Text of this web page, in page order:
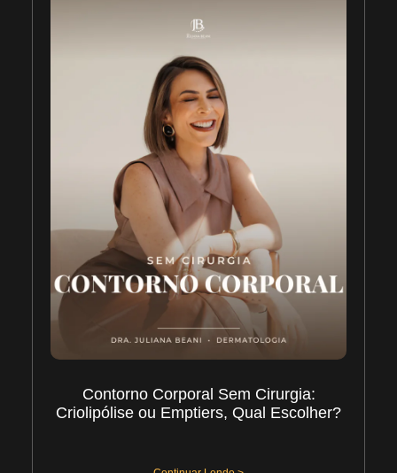
Contorno Corporal Sem Cirurgia:
Criolipólise ou Emptiers, Qual Escolher?